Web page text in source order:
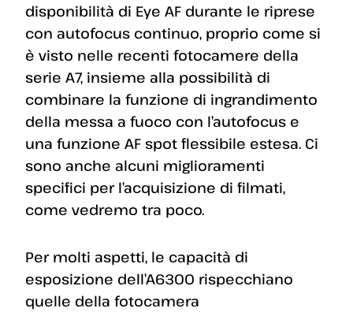
disponibilità di Eye AF durante le riprese
con autofocus continuo, proprio come si
è visto nelle recenti fotocamere della
serie A7, insieme alla possibilità di
combinare la funzione di ingrandimento
della messa a fuoco con l’autofocus e
una funzione AF spot flessibile estesa. Ci
sono anche alcuni miglioramenti
specifici per l’acquisizione di filmati,
come vedremo tra poco.
Per molti aspetti, le capacità di
esposizione dell’A6300 rispecchiano
quelle della fotocamera